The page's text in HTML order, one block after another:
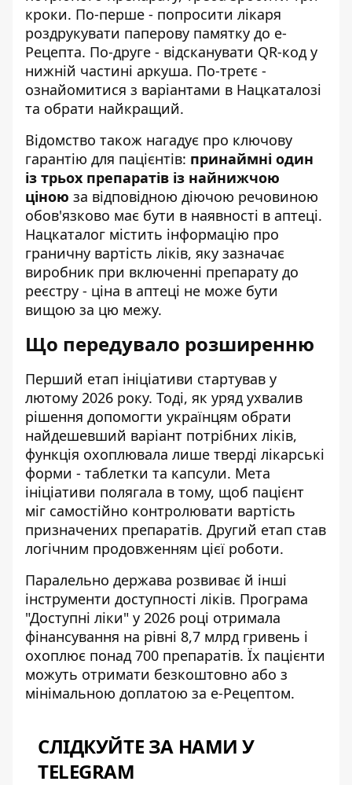
кроки. По-перше - попросити лікаря
роздрукувати паперову памятку до е-
Рецепта. По-друге - відсканувати QR-код у
нижній частині аркуша. По-третє -
ознайомитися з варіантами в Нацкаталозі
та обрати найкращий.
Відомство також нагадує про ключову
гарантію для пацієнтів: принаймні один
із трьох препаратів із найнижчою
ціною за відповідною діючою речовиною
обов'язково має бути в наявності в аптеці.
Нацкаталог містить інформацію про
граничну вартість ліків, яку зазначає
виробник при включенні препарату до
реєстру - ціна в аптеці не може бути
вищою за цю межу.
Що передувало розширенню
Перший етап ініціативи стартував у
лютому 2026 року. Тоді, як уряд ухвалив
рішення допомогти українцям обрати
найдешевший варіант потрібних ліків,
функція охоплювала лише тверді лікарські
форми - таблетки та капсули. Мета
ініціативи полягала в тому, щоб пацієнт
міг самостійно контролювати вартість
призначених препаратів. Другий етап став
логічним продовженням цієї роботи.
Паралельно держава розвиває й інші
інструменти доступності ліків. Програма
"Доступні ліки" у 2026 році отримала
фінансування на рівні 8,7 млрд гривень і
охоплює понад 700 препаратів. Їх пацієнти
можуть отримати безкоштовно або з
мінімальною доплатою за е-Рецептом.
СЛІДКУЙТЕ ЗА НАМИ У
TELEGRAM